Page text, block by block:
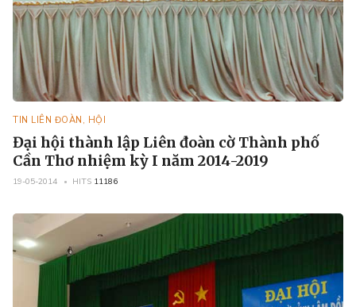
TIN LIÊN ĐOÀN, HỘI
Đại hội thành lập Liên đoàn cờ Thành phố
Cần Thơ nhiệm kỳ I năm 2014-2019
19-05-2014 HITS 11186